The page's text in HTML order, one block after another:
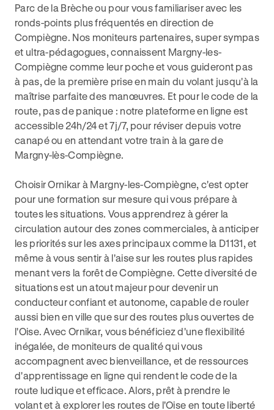
Parc de la Brèche ou pour vous familiariser avec les
ronds-points plus fréquentés en direction de
Compiègne. Nos moniteurs partenaires, super sympas
et ultra-pédagogues, connaissent Margny-les-
Compiègne comme leur poche et vous guideront pas
à pas, de la première prise en main du volant jusqu'à la
maîtrise parfaite des manœuvres. Et pour le code de la
route, pas de panique : notre plateforme en ligne est
accessible 24h/24 et 7j/7, pour réviser depuis votre
canapé ou en attendant votre train à la gare de
Margny-lès-Compiègne.
Choisir Ornikar à Margny-les-Compiègne, c'est opter
pour une formation sur mesure qui vous prépare à
toutes les situations. Vous apprendrez à gérer la
circulation autour des zones commerciales, à anticiper
les priorités sur les axes principaux comme la D1131, et
même à vous sentir à l'aise sur les routes plus rapides
menant vers la forêt de Compiègne. Cette diversité de
situations est un atout majeur pour devenir un
conducteur confiant et autonome, capable de rouler
aussi bien en ville que sur des routes plus ouvertes de
l'Oise. Avec Ornikar, vous bénéficiez d'une flexibilité
inégalée, de moniteurs de qualité qui vous
accompagnent avec bienveillance, et de ressources
d'apprentissage en ligne qui rendent le code de la
route ludique et efficace. Alors, prêt à prendre le
volant et à explorer les routes de l'Oise en toute liberté